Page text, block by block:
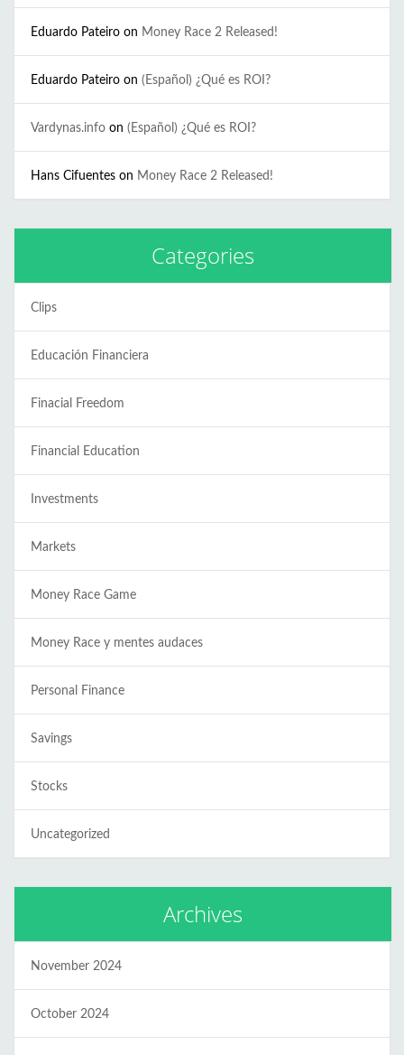
Eduardo Pateiro on Money Race 2 Released!
Eduardo Pateiro on (Español) ¿Qué es ROI?
Vardynas.info on (Español) ¿Qué es ROI?
Hans Cifuentes on Money Race 2 Released!
Categories
Clips
Educación Financiera
Finacial Freedom
Financial Education
Investments
Markets
Money Race Game
Money Race y mentes audaces
Personal Finance
Savings
Stocks
Uncategorized
Archives
November 2024
October 2024